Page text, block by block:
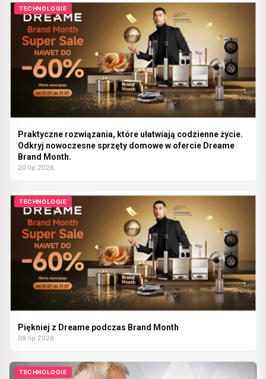
TECHNOLOGIE
Praktyczne rozwiązania, które ułatwiają codzienne życie.
Odkryj nowoczesne sprzęty domowe w ofercie Dreame
Brand Month.
20 lip 2026
TECHNOLOGIE
Piękniej z Dreame podczas Brand Month
09 lip 2026
TECHNOLOGIE